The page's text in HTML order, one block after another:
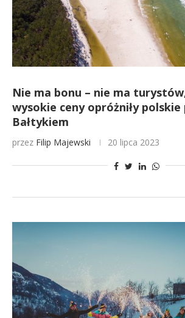
Nie ma bonu – nie ma
wysokie ceny opróżniły polskie
Bałtykiem
przez Filip Majewski 20 lipca 2023